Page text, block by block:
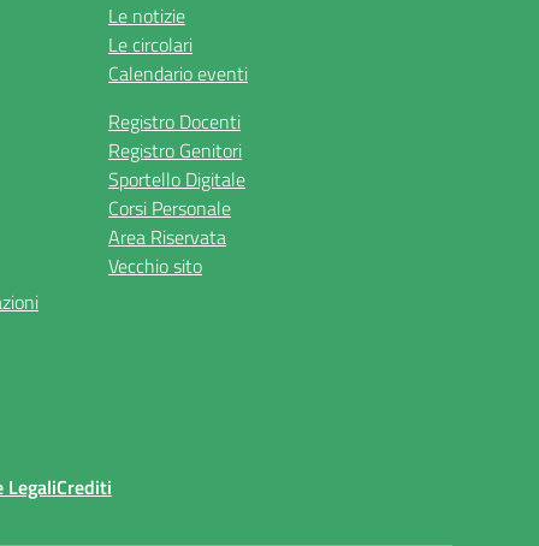
Le notizie
Le circolari
Calendario eventi
Registro Docenti
Registro Genitori
Sportello Digitale
Corsi Personale
Area Riservata
Vecchio sito
LegaliCrediti